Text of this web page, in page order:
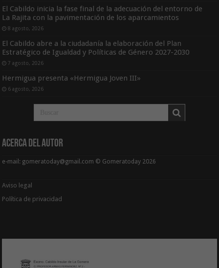
El Cabildo inicia la fase final de la adecuación del entorno de
La Rajita con la pavimentación de los aparcamientos
8 agosto, 2026
El Cabildo abre a la ciudadanía la elaboración del Plan
Estratégico de Igualdad y Políticas de Género 2027-2030
7 agosto, 2026
Hermigua presenta «Hermigua Joven III»
6 agosto, 2026
Acerca del Autor
e-mail: gomeratoday@gmail.com © Gomeratoday 2026
Aviso legal
Política de privacidad